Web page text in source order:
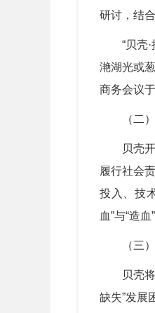
研讨，结
“贝壳·揽
滟湖光或
商务会议
（二）
贝壳开拓
履行社会
投入、技
血”与“造
（三）
贝壳将居
缺失”发展